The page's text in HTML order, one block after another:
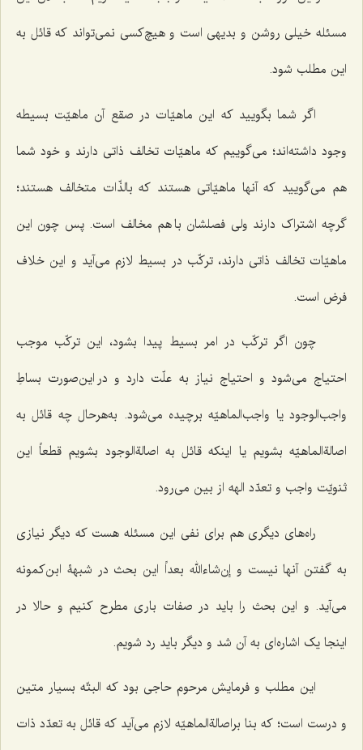
مسئله خیلی روشن و بدیهی است و هیچ‌کسی نمی‌تواند که قائل به
این مطلب شود.
اگر شما بگویید که این ماهیّات در صقع آن ماهیّت بسیطه
وجود داشته‌اند؛ می‌گوییم که ماهیّات تخالف ذاتی دارند و خود شما
هم می‌گویید که آنها ماهیّاتی هستند که بالذّات متخالف هستند؛
گرچه اشتراک دارند ولی فصلشان با هم مخالف است. پس چون این
ماهیّات تخالف ذاتی دارند، ترکّب در بسیط لازم می‌آید و این خلاف
فرض است.
چون اگر ترکّب در امر بسیط پیدا بشود، این ترکّب موجب
احتیاج می‌شود و احتیاج نیاز به علّت دارد و در این‌صورت بساطِ
واجب‌الوجود یا واجب‌الماهیّه برچیده می‌شود. به‌هرحال چه قائل به
اصالةالماهیّه بشویم یا اینکه قائل به اصالةالوجود بشویم قطعاً این
ثنویّت واجب و تعدّد الهه از بین می‌رود.
راه‌های دیگری هم برای نفی این مسئله هست که دیگر نیازی
به گفتن آنها نیست و إن‌شاءالله بعداً این بحث در شبهۀ ابن‌کمونه
می‌آید. و این بحث را باید در صفات باری مطرح کنیم و حالا در
اینجا یک اشاره‌ای به آن شد و دیگر باید رد شویم.
این مطلب و فرمایش مرحوم حاجی بود که البتّه بسیار متین
و درست است؛ که بنا براصالةالماهیّه لازم می‌آید که قائل به تعدّد ذات